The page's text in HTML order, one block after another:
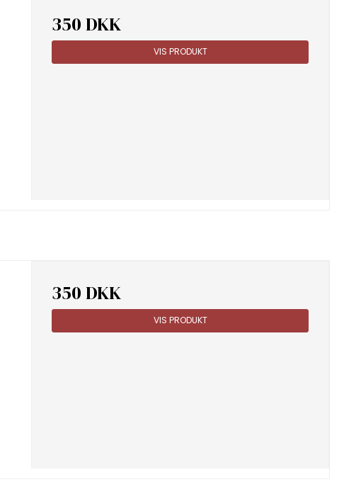
350 DKK
VIS PRODUKT
350 DKK
VIS PRODUKT